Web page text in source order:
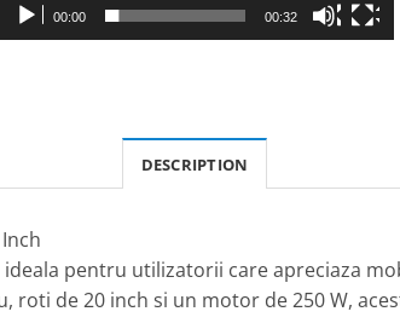
00:00 00:32
DESCRIPTION
pentru utilizatorii care apreciaza
roti de 20 inch si un motor de 250 W,